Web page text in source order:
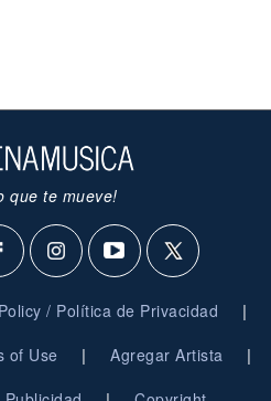
que te mueve!
/ Política de Privacidad |
of Use | Agregar Artista |